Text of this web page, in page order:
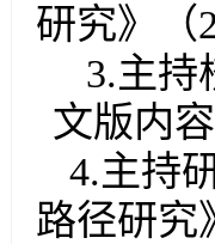
研究》（
3.主持
文版内
4.主持
路径研究